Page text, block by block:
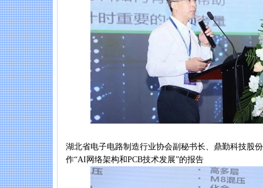
湖北省电子电路制造行业协会副秘书长、鼎勤科技股
作“AI网络架构和PCB技术发展”的报告